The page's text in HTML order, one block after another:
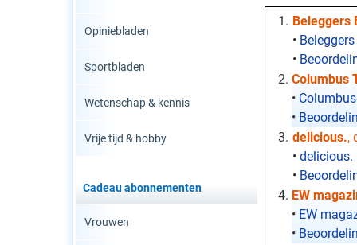
Opiniebladen
Sportbladen
Wetenschap & kennis
Vrije tijd & hobby
Cadeau abonnementen
Vrouwen
Beleggers
•
•
Columbus
•
•
delicious.,
• delicious.
•
EW
• EW
•